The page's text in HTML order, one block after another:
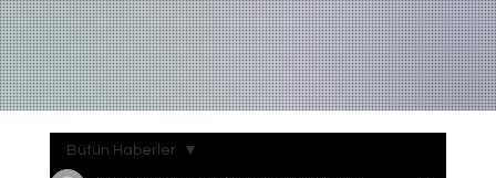
Bütün Haberler